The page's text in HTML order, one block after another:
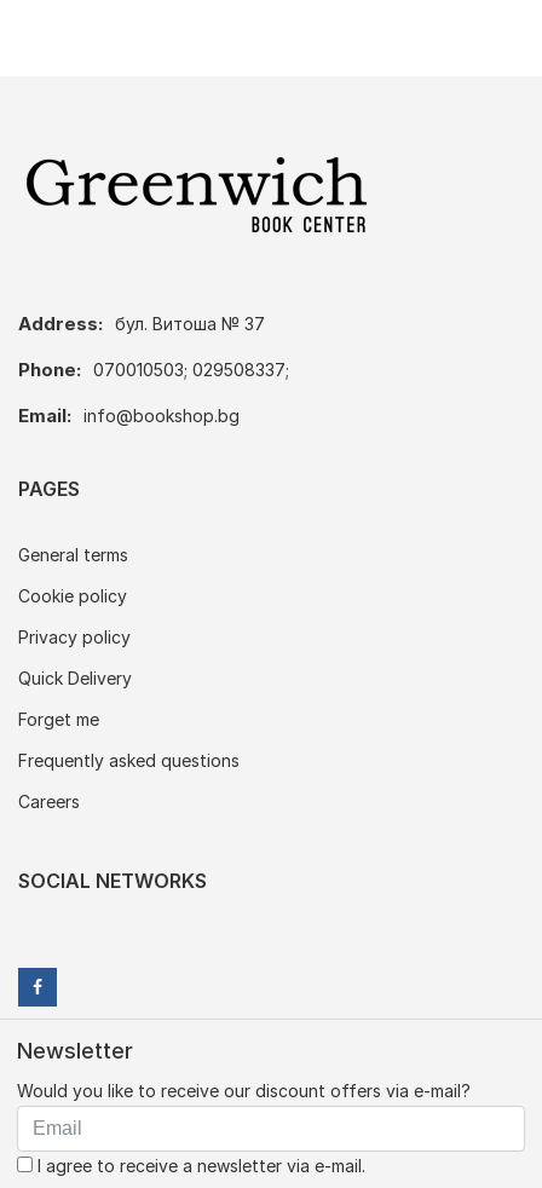
Address: бул. Витоша № 37
Phone: 070010503; 029508337;
Email: info@bookshop.bg
PAGES
General terms
Cookie policy
Privacy policy
Quick Delivery
Forget me
Frequently asked questions
Careers
SOCIAL NETWORKS
Newsletter
Would you like to receive our discount offers via e-mail?
I agree to receive a newsletter via e-mail.